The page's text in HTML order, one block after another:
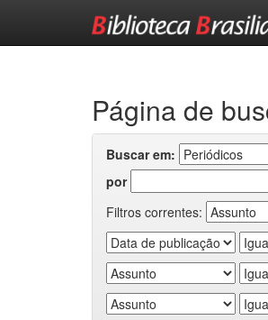
Página de
Buscar em:
por
Filtros correntes: